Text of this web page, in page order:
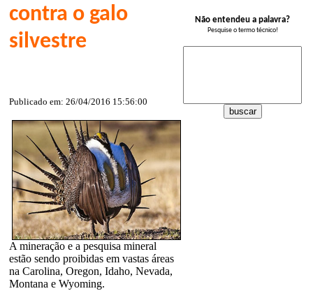
contra o galo
silvestre
Publicado em: 26/04/2016 15:56:00
A mineração e a pesquisa mineral
estão sendo proibidas em vastas áreas
na Carolina, Oregon, Idaho, Nevada,
Montana e Wyoming.
Não entendeu a palavra?
Pesquise o termo técnico!